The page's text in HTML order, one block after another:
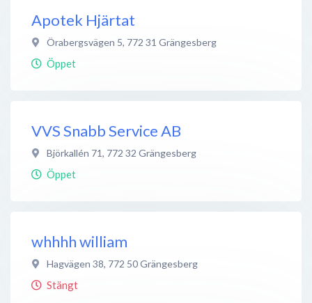
Apotek Hjärtat
Örabergsvägen 5, 772 31 Grängesberg
Öppet
VVS Snabb Service AB
Björkallén 71, 772 32 Grängesberg
Öppet
whhhh william
Hagvägen 38, 772 50Grängesberg
Stängt